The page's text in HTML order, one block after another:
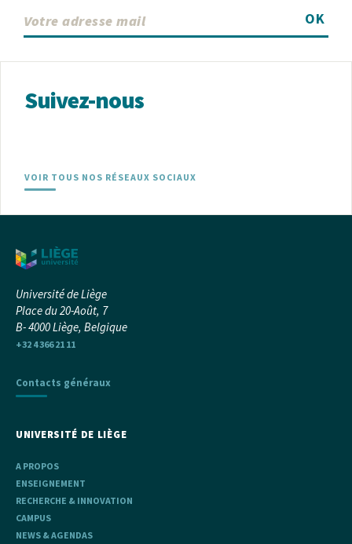
OK
Suivez-nous
VOIR TOUS NOS RÉSEAUX SOCIAUX
Université de Liège
Place du 20-Août, 7
B- 4000 Liège, Belgique
+32 4 366 21 11
Contacts généraux
UNIVERSITÉ DE LIÈGE
A PROPOS
ENSEIGNEMENT
RECHERCHE & INNOVATION
CAMPUS
NEWS & AGENDAS